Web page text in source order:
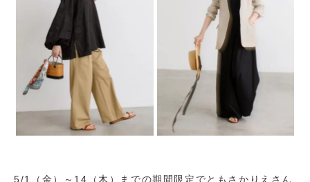
5/1（金）～14（木）までの期間限定でともさかりえさん